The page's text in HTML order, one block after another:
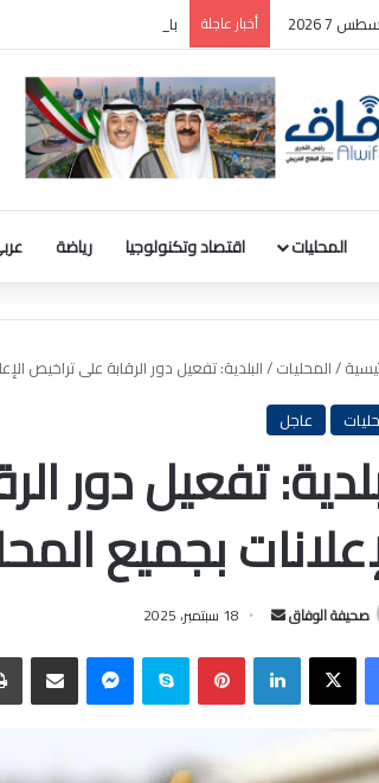
7 2026 أخبار عاجلة بالصور: المجلس الوطني
المحليات اقتصاد وتكنولوجيا رياضة
/المحليات/البلدية: تفعيل دور الرقابة على تراخيص
عاجل
تفعيل دور
بجميع
صحيفة الوفاق
أرسل
إلكترونيا
18 سبتمبر، 2025
فيسبوك‫X لينكدإن بينتيريستسكايب ماسنجر مشاركة عبر البريد